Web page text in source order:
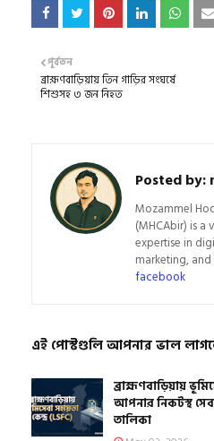
পূর্বতন
ব্রাহ্মণবাড়িয়ায় তিন গাড়ির সংঘর্ষে
শিশুসহ ৩ জন নিহত
Posted by:
Mozammel
(MHCAbir) is a
expertise in
marketing,
facebook
এই পোস্টগুলি আপনার ভাল
ব্রাহ্মণবাড়িয়ায়
আপনার নিকটস্থ
তালিকা